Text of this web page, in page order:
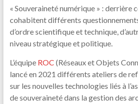
« Souveraineté numérique » : derrière
cohabitent différents
d’ordre scientifique et technique,
niveau stratégique et politique.
L’équipe ROC (Réseaux et Objets
lancé en 2021 différents ateliers de
sur les nouvelles technologies liés à
de souveraineté dans la gestion des